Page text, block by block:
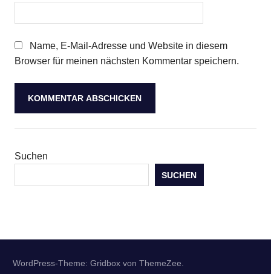
Name, E-Mail-Adresse und Website in diesem
Browser für meinen nächsten Kommentar speichern.
Suchen
SUCHEN
WordPress-Theme: Gridbox von ThemeZee.